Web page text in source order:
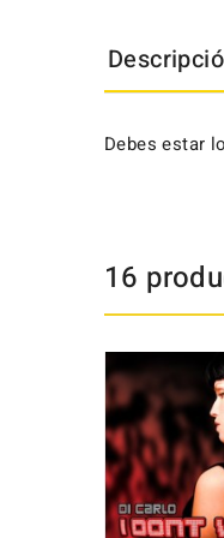
Debes estar
16